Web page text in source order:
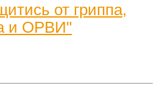
от гриппа,
и ОРВИ"